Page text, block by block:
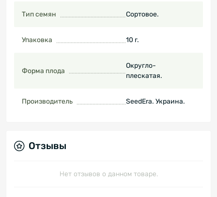
Тип семян Сортовое.
Упаковка 10 г.
Форма плода
Округло-
плескатая.
Производитель SeedEra. Украина.
Отзывы
Нет отзывов о данном товаре.